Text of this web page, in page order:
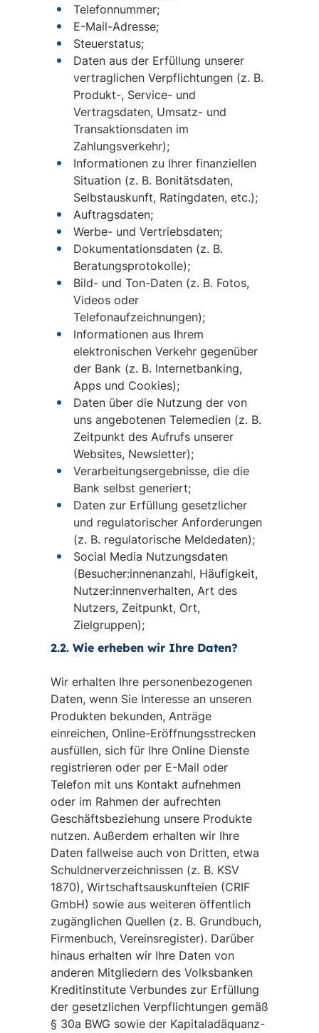
Telefonnummer;
E-Mail-Adresse;
Steuerstatus;
Daten aus der Erfüllung unserer
vertraglichen Verpflichtungen (z. B.
Produkt-, Service- und
Vertragsdaten, Umsatz- und
Transaktionsdaten im
Zahlungsverkehr);
Informationen zu Ihrer finanziellen
Situation (z. B. Bonitätsdaten,
Selbstauskunft, Ratingdaten, etc.);
Auftragsdaten;
Werbe- und Vertriebsdaten;
Dokumentationsdaten (z. B.
Beratungsprotokolle);
Bild- und Ton-Daten (z. B. Fotos,
Videos oder
Telefonaufzeichnungen);
Informationen aus Ihrem
elektronischen Verkehr gegenüber
der Bank (z. B. Internetbanking,
Apps und Cookies);
Daten über die Nutzung der von
uns angebotenen Telemedien (z. B.
Zeitpunkt des Aufrufs unserer
Websites, Newsletter);
Verarbeitungsergebnisse, die die
Bank selbst generiert;
Daten zur Erfüllung gesetzlicher
und regulatorischer Anforderungen
(z. B. regulatorische Meldedaten);
Social Media Nutzungsdaten
(Besucher:innenanzahl, Häufigkeit,
Nutzer:innenverhalten, Art des
Nutzers, Zeitpunkt, Ort,
Zielgruppen);
2.2. Wie erheben wir Ihre Daten?
Wir erhalten Ihre personenbezogenen
Daten, wenn Sie Interesse an unseren
Produkten bekunden, Anträge
einreichen, Online-Eröffnungsstrecken
ausfüllen, sich für Ihre Online Dienste
registrieren oder per E-Mail oder
Telefon mit uns Kontakt aufnehmen
oder im Rahmen der aufrechten
Geschäftsbeziehung unsere Produkte
nutzen. Außerdem erhalten wir Ihre
Daten fallweise auch von Dritten, etwa
Schuldnerverzeichnissen (z. B. KSV
1870), Wirtschaftsauskunfteien (CRIF
GmbH) sowie aus weiteren öffentlich
zugänglichen Quellen (z. B. Grundbuch,
Firmenbuch, Vereinsregister). Darüber
hinaus erhalten wir Ihre Daten von
anderen Mitgliedern des Volksbanken
Kreditinstitute Verbundes zur Erfüllung
der gesetzlichen Verpflichtungen gemäß
§ 30a BWG sowie der Kapitaladäquanz-